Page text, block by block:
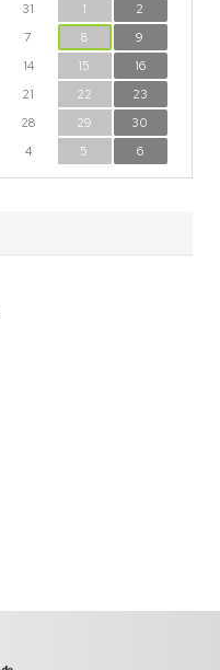
31 1
2
7 8
9
14 15
16
21 22
23
28 29
30
4 5 6